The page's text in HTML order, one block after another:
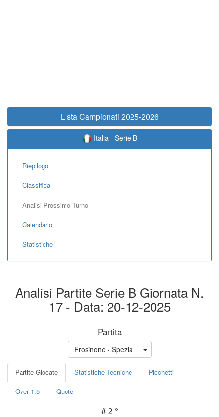
Lista Campionati 2025-2026
Italia - Serie B
Riepilogo
Classifica
Analisi Prossimo Turno
Calendario
Statistiche
Analisi Partite Serie B Giornata N.
17 - Data: 20-12-2025
Partita
Frosinone - Spezia
Partite Giocate Statistiche Tecniche Picchetti
Over 1.5 Quote
#2 °